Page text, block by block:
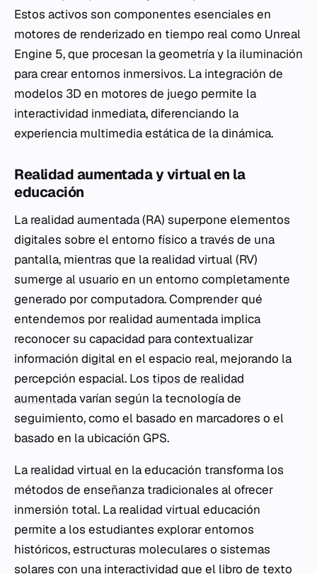
Estos activos son componentes esenciales en
motores de renderizado en tiempo real como Unreal
Engine 5, que procesan la geometría y la iluminación
para crear entornos inmersivos. La integración de
modelos 3D en motores de juego permite la
interactividad inmediata, diferenciando la
experiencia multimedia estática de la dinámica.
Realidad aumentada y virtual en la
educación
La realidad aumentada (RA) superpone elementos
digitales sobre el entorno físico a través de una
pantalla, mientras que la realidad virtual (RV)
sumerge al usuario en un entorno completamente
generado por computadora. Comprender qué
entendemos por realidad aumentada implica
reconocer su capacidad para contextualizar
información digital en el espacio real, mejorando la
percepción espacial. Los tipos de realidad
aumentadavarían según la tecnología de
seguimiento, como el basado en marcadores o el
basado en la ubicación GPS.
La realidad virtual en la educación transforma los
métodos de enseñanza tradicionales al ofrecer
inmersión total. La realidad virtual educación
permite a los estudiantes explorar entornos
históricos, estructuras moleculares o sistemas
solares con una interactividad que el libro de texto